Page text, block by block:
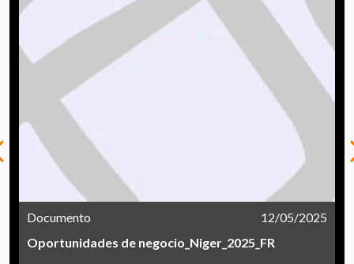
Documento
12/05/2025
Oportunidades de negocio_Niger_2025_FR